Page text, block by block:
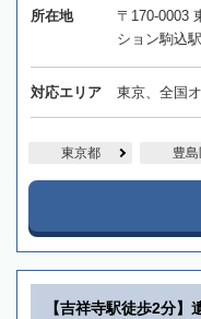
所在地
〒170-0003
ション駒込
対応エリア 東京、全国
東京都 豊島
【吉祥寺駅徒歩2分